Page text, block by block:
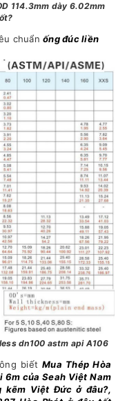
114.3mm dày 6.02mm
chuẩn ống đúc liền
dn100 astm api A106
biếtMua Thép Hòa
6m của Seah Việt Nam
kẽm Việt Đức ở đâu?,